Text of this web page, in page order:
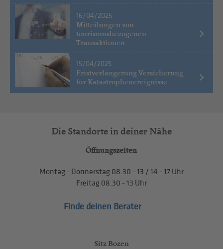
16/04/2025
Mitteilungen von
tourismusbezogenen
Transaktionen
15/04/2025
Fristverlängerung Versicherung
für Katastrophenereignisse
Die Standorte in deiner Nähe
Öffnungszeiten
Montag - Donnerstag 08.30 - 13 / 14 - 17 Uhr
Freitag 08.30 - 13 Uhr
Finde deinen Berater
Sitz Bozen